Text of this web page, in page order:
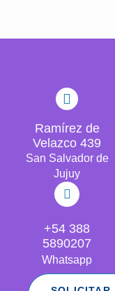
Ramírez de
Velazco 439
San Salvador de
Jujuy
+54 388
5890207
Whatsapp